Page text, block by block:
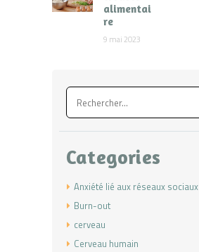
alimentai
re
9 mai 2023
Rechercher :
Categories
Anxiété lié aux réseaux sociaux
Burn-out
cerveau
Cerveau humain